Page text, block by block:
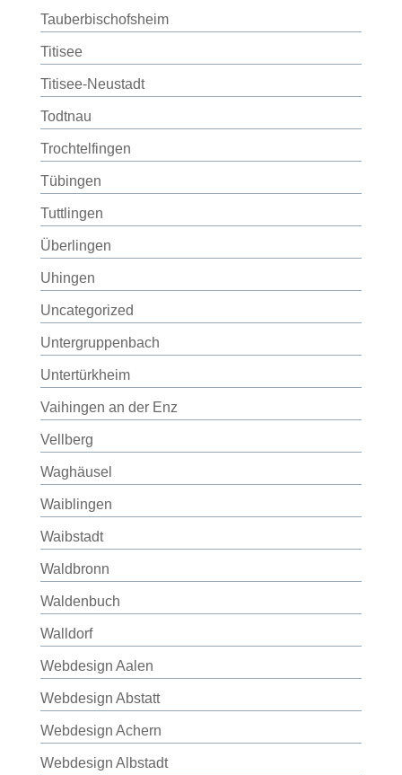
Tauberbischofsheim
Titisee
Titisee-Neustadt
Todtnau
Trochtelfingen
Tübingen
Tuttlingen
Überlingen
Uhingen
Uncategorized
Untergruppenbach
Untertürkheim
Vaihingen an der Enz
Vellberg
Waghäusel
Waiblingen
Waibstadt
Waldbronn
Waldenbuch
Walldorf
Webdesign Aalen
Webdesign Abstatt
Webdesign Achern
Webdesign Albstadt